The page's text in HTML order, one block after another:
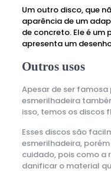
Um outro disco, que
aparência de um
de concreto. Ele é um
apresenta um
Outros usos
Apesar de ser
esmerilhadeira
isso, temos os discos
Esses discos são
esmerilhadeira,
cuidado, pois como
danificar o material